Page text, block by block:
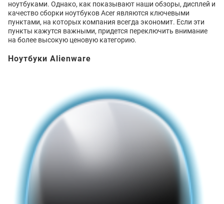
ноутбуками. Однако, как показывают наши обзоры, дисплей и
качество сборки ноутбуков Acer являются ключевыми
пунктами, на которых компания всегда экономит. Если эти
пункты кажутся важными, придется переключить внимание
на более высокую ценовую категорию.
Ноутбуки Alienware